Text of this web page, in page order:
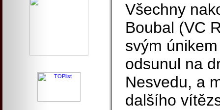
Všechny
Boubal (VC
svým
odsunul na
Nesvedu, a
dalšího